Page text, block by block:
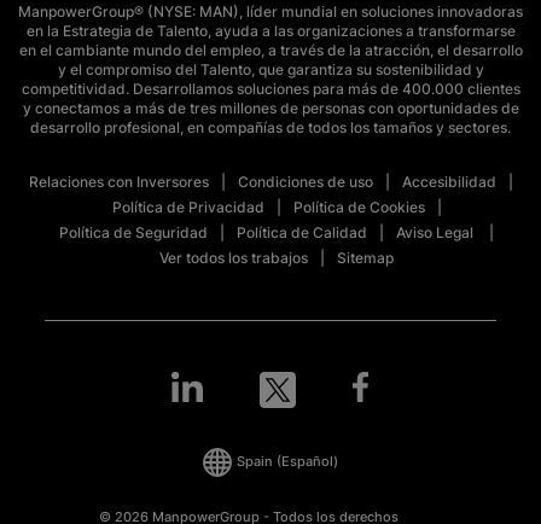
ManpowerGroup® (NYSE: MAN), líder mundial en soluciones innovadoras
en la Estrategia de Talento, ayuda a las organizaciones a transformarse
en el cambiante mundo del empleo, a través de la atracción, el desarrollo
y el compromiso del Talento, que garantiza su sostenibilidad y
competitividad. Desarrollamos soluciones para más de 400.000 clientes
y conectamos a más de tres millones de personas con oportunidades de
desarrollo profesional, en compañías de todos los tamaños y sectores.
Relaciones con Inversores Condiciones de uso
Accesibilidad
Política de Privacidad
Política de Cookies
Política de Seguridad
Política de Calidad
Aviso Legal
Ver todos los trabajos
Sitemap
© 2026 ManpowerGroup - Todos los derechos
Spain (Español)